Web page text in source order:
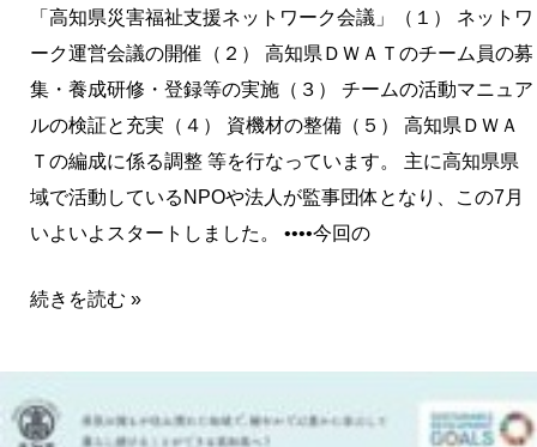
「高知県災害福祉支援ネットワーク会議」（１） ネットワ
ーク運営会議の開催（２） 高知県ＤＷＡＴのチーム員の募
集・養成研修・登録等の実施（３） チームの活動マニュア
ルの検証と充実（４） 資機材の整備（５） 高知県ＤＷＡ
Ｔの編成に係る調整 等を行なっています。 主に高知県県
域で活動しているNPOや法人が監事団体となり、この7月
いよいよスタートしました。 ••••今回の
続きを読む »
知